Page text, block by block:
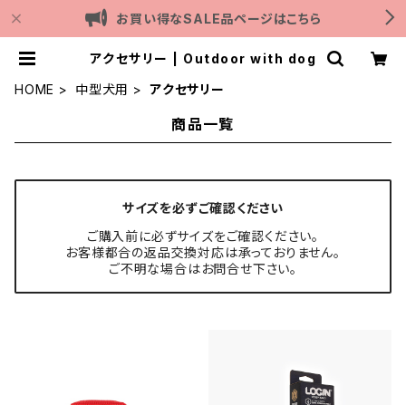
お買い得なSALE品ページはこちら
アクセサリー | Outdoor with dog
HOME
中型犬用 アクセサリー
商品一覧
サイズを必ずご確認ください
ご購入前に必ずサイズをご確認ください。
お客様都合の返品交換対応は承っておりません。
ご不明な場合はお問合せ下さい。